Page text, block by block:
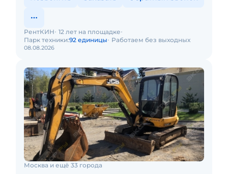
08.08.2026
РентКИН 12 лет на площадке
Парк техники:92 единицы Работаем без выходных
Москва и ещё 33 города